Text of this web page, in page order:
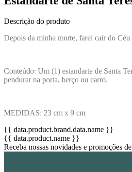
Descrição do produto
Depois da minha morte, farei cair do
Conteúdo: Um (1) estandarte de Santa
pendurar na porta, berço ou carro.
MEDIDAS: 23 cm x 9 cm
{{ data.product.brand.data.name }}
{{ data.product.name }}
Receba nossas novidades e promoções